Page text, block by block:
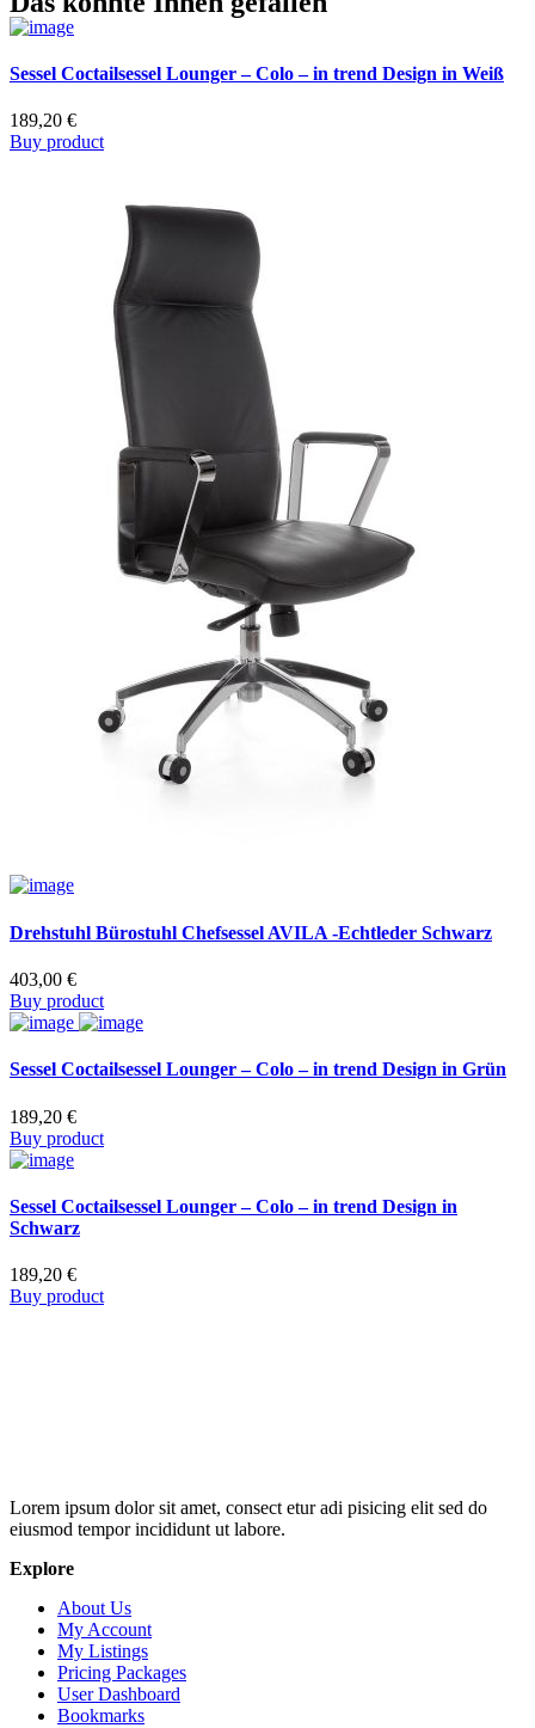
Sessel Coctailsessel Lounger – Colo – in trend Design in Weiß
189,20 €
Buy product
Drehstuhl Bürostuhl Chefsessel AVILA -Echtleder Schwarz
403,00 €
Buy product
Sessel Coctailsessel Lounger – Colo – in trend Design in Grün
189,20 €
Buy product
Sessel Coctailsessel Lounger – Colo – in trend Design in
Schwarz
189,20 €
Buy product
Lorem ipsum dolor sit amet, consect etur adi pisicing elit sed do
eiusmod tempor incididunt ut labore.
Explore
About Us
My Account
My Listings
Pricing Packages
User Dashboard
Bookmarks